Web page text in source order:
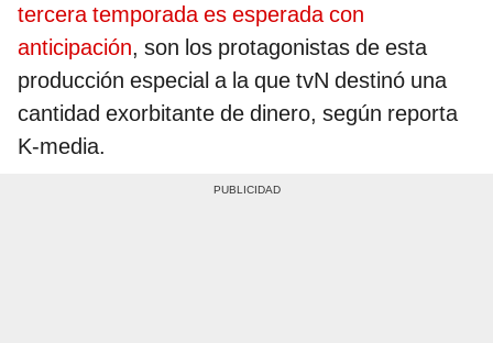
tercera temporada es esperada con
anticipación, son los protagonistas de esta
producción especial a la que tvN destinó una
cantidad exorbitante de dinero, según reporta
K-media.